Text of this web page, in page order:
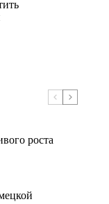
роста